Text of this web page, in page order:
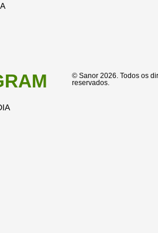
© Sanor 2026. Todos os
reservados.